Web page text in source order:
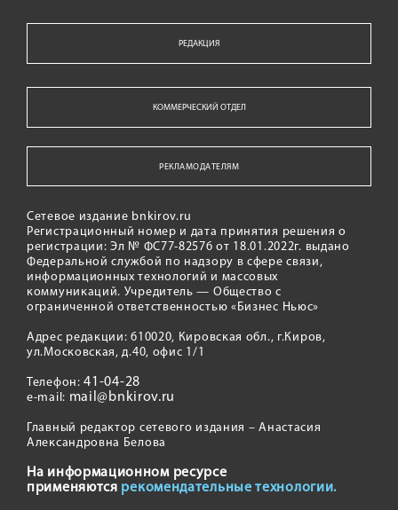
РЕДАКЦИЯ
КОММЕРЧЕСКИЙ ОТДЕЛ
РЕКЛАМОДАТЕЛЯМ
Сетевое издание bnkirov.ru
Регистрационный номер и дата принятия решения о
регистрации: Эл № ФС77-82576 от 18.01.2022г. выдано
Федеральной службой по надзору в сфере связи,
информационных технологий и массовых
коммуникаций. Учредитель — Общество с
ограниченной ответственностью «Бизнес Ньюс»
Адрес редакции: 610020, Кировская обл., г.Киров,
ул.Московская, д.40, офис 1/1
Телефон:41-04-28
e-mail: mail@bnkirov.ru
Главный редактор сетевого издания – Анастасия
Александровна Белова
На информационном ресурсе
применяются рекомендательные технологии.